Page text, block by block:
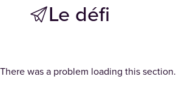
Le défi
There was a problem loading this section.